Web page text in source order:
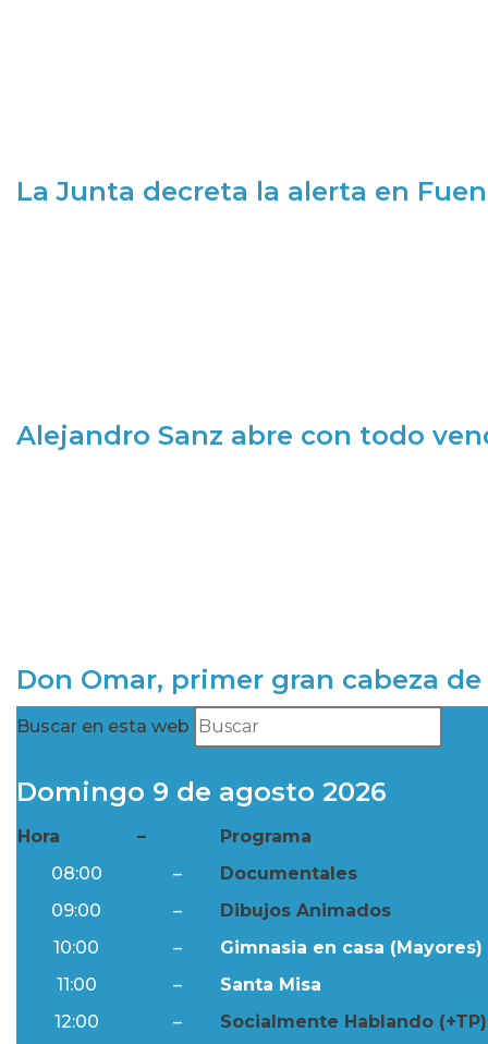
La Junta decreta la alerta en
Alejandro Sanz abre con todo
Don Omar, primer gran cabeza
Buscar en esta web
Domingo 9 de agosto 2026
Hora –
Programa
08:00
–
Documentales
09:00
–
Dibujos Animados
10:00
–
Gimnasia en casa (Mayores)
11:00
–
Santa Misa
12:00
–
Socialmente Hablando (+TP)